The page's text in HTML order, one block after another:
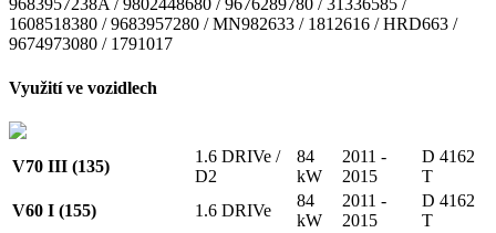
9683957238A / 9802448680 / 9676289780 / 31336585 /
1608518380 / 9683957280 / MN982633 / 1812616 / HRD663 /
9674973080 / 1791017
Využití ve vozidlech
V70 III (135)
1.6 DRIVe /
D2
84
kW
2011 -
2015
D 4162
T
V60 I (155)
1.6 DRIVe
84
kW
2011 -
2015
D 4162
T